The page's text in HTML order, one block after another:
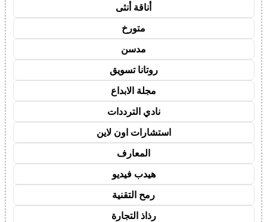
أناقة أنثى
متورخ
مدسن
روتانا تسويق
مجلة الابداع
نادي الترددات
استشارات اون لاين
المعارف
هيدب فيديو
رمح التقنية
رذاذ التجارة